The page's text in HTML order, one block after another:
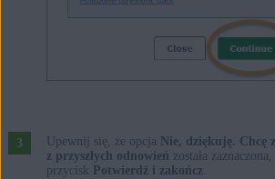
Upewnij się, że opcja Nie, dziękuję. Chcę
z przyszłych odnowień została
przycisk Potwierdź i zakończ.